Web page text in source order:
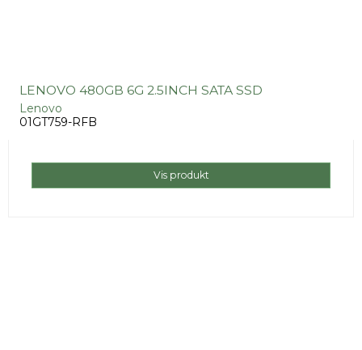
LENOVO 480GB 6G 2.5INCH SATA SSD
Lenovo
01GT759-RFB
Vis produkt